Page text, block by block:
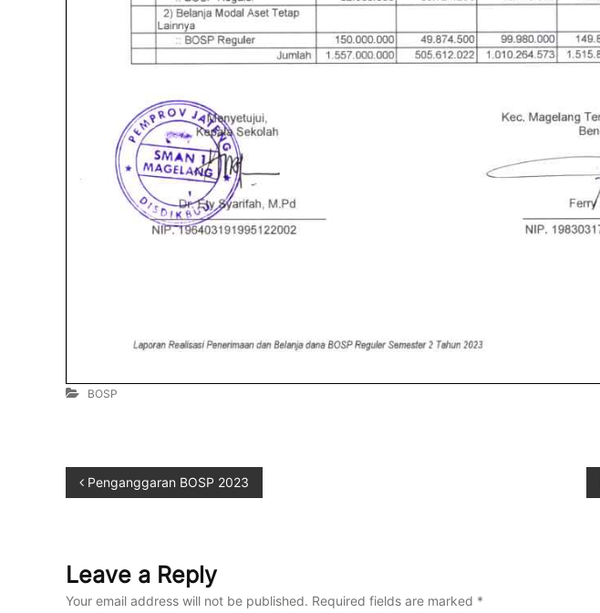
BOSP
Penganggaran BOSP 2023
Leave a Reply
Your email address will not be published. Required fields are marked *